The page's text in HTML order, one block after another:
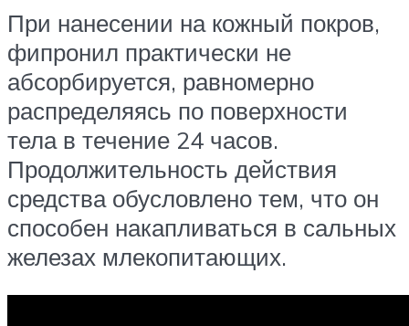
При нанесении на кожный покров,
фипронил практически не
абсорбируется, равномерно
распределяясь по поверхности
тела в течение 24 часов.
Продолжительность действия
средства обусловлено тем, что он
способен накапливаться в сальных
железах млекопитающих.